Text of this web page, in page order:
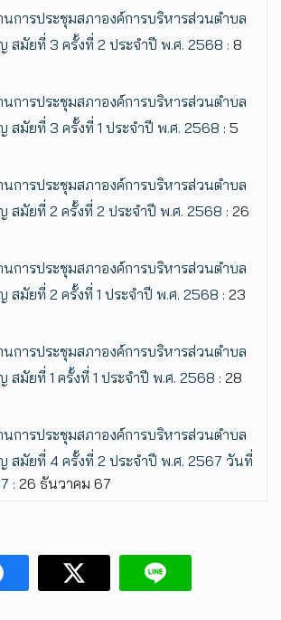
การประชุมสภาองค์การบริหารส่วนตำบล
สมัยที่ 3 ครั้งที่ 2 ประจำปี พ.ศ. 2568 : 8
การประชุมสภาองค์การบริหารส่วนตำบล
สมัยที่ 3 ครั้งที่ 1 ประจำปี พ.ศ. 2568 : 5
การประชุมสภาองค์การบริหารส่วนตำบล
สมัยที่ 2 ครั้งที่ 2 ประจำปี พ.ศ. 2568 : 26
การประชุมสภาองค์การบริหารส่วนตำบล
สมัยที่ 2 ครั้งที่ 1 ประจำปี พ.ศ. 2568 : 23
การประชุมสภาองค์การบริหารส่วนตำบล
สมัยที่ 1 ครั้งที่ 1 ประจำปี พ.ศ. 2568 : 28
การประชุมสภาองค์การบริหารส่วนตำบล
สมัยที่ 4 ครั้งที่ 2 ประจำปี พ.ศ. 2567 วันที่
: 26 ธันวาคม 67